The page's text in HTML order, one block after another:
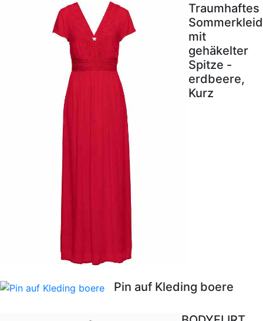
Traumhaftes
Sommerkleid
mit
gehäkelter
Spitze -
erdbeere,
Kurz
Pin auf Kleding boere